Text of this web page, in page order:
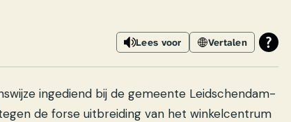
Lees voor Vertalen
ingediend bij de gemeente Leidschendam-
de forse uitbreiding van het winkelcentrum